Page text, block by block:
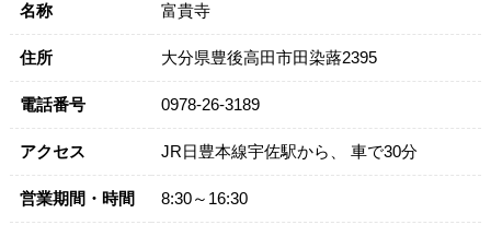
名称 富貴寺
住所 大分県豊後高田市田染蕗2395
電話番号 0978-26-3189
アクセス JR日豊本線宇佐駅から、 車で30分
営業期間・時間 8:30～16:30